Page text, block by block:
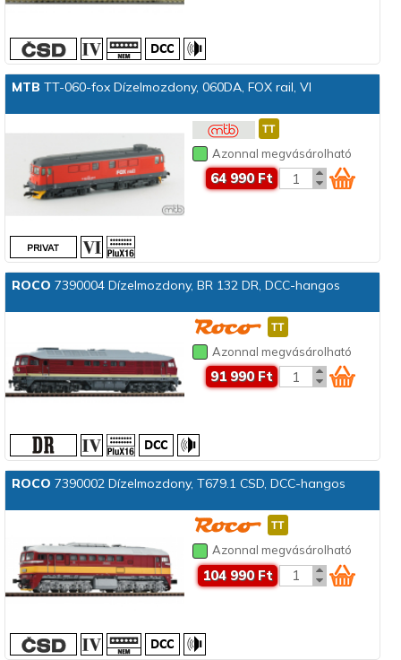
MTB TT-060-fox Dízelmozdony, 060DA, FOX rail, VI
Azonnal megvásárolható
64 990 Ft
ROCO 7390004 Dízelmozdony, BR 132 DR, DCC-hangos
Azonnal megvásárolható
91 990 Ft
ROCO 7390002 Dízelmozdony, T679.1 CSD, DCC-hangos
Azonnal megvásárolható
104 990 Ft